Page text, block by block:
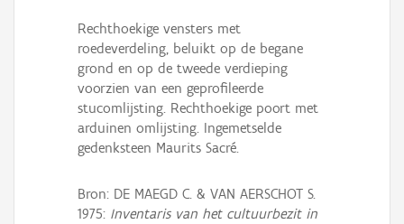
Rechthoekige vensters met
roedeverdeling, beluikt op de begane
grond en op de tweede verdieping
voorzien van een geprofileerde
stucomlijsting. Rechthoekige poort met
arduinen omlijsting. Ingemetselde
gedenksteen Maurits Sacré.
Bron: DE MAEGD C. & VAN AERSCHOT S.
1975: Inventaris van het cultuurbezit in